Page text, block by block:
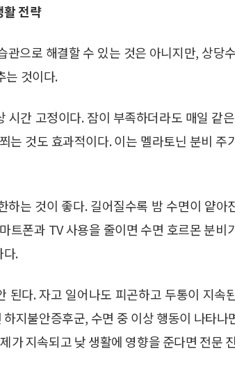
활 전략
관으로 해결할 수 있는 것은 아니지만, 상당
는 것이다.
시간 고정이다. 잠이 부족하더라도 매일 같
는 것도 효과적이다. 이는 멜라토닌 분비 주
하는 것이 좋다. 길어질수록 밤 수면이 얕
트폰과 TV 사용을 줄이면 수면 호르몬 분비
다.
된다. 자고 일어나도 피곤하고 두통이 지속
지불안증후군, 수면 중 이상 행동이 나타
가 지속되고 낮 생활에 영향을 준다면 전문